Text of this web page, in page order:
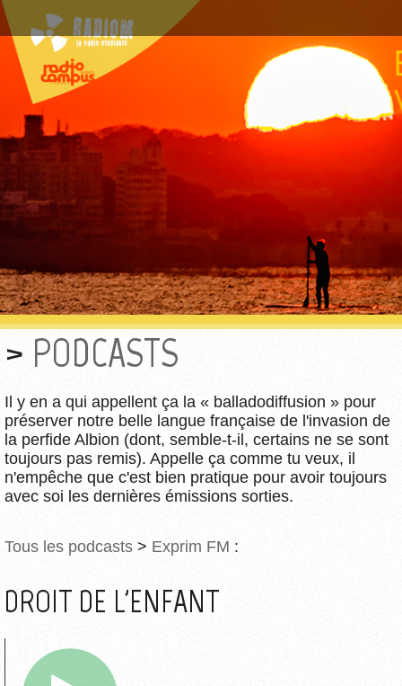
PODCASTS
Il y en a qui appellent ça la « balladodiffusion » pour
préserver notre belle langue française de l'invasion de
la perfide Albion (dont, semble-t-il, certains ne se sont
toujours pas remis). Appelle ça comme tu veux, il
n'empêche que c'est bien pratique pour avoir toujours
avec soi les dernières émissions sorties.
Tous les podcasts > Exprim FM :
DROIT DE L'ENFANT